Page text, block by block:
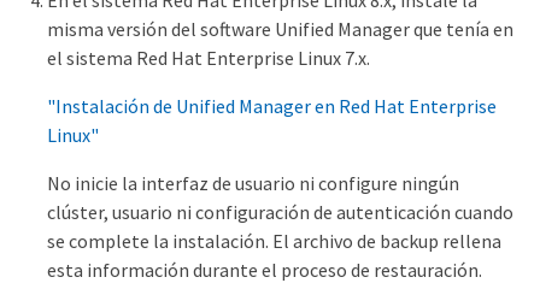
misma versión del software Unified Manager que tenía en
el sistema Red Hat Enterprise Linux 7.x.
"Instalación de Unified Manager en Red Hat Enterprise
Linux"
No inicie la interfaz de usuario ni configure ningún
clúster, usuario ni configuración de autenticación cuando
se complete la instalación. El archivo de backup rellena
esta información durante el proceso de restauración.